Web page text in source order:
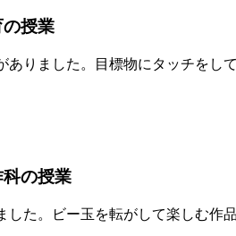
授業
ありました。目標物にタッチをし
の授業
た。ビー玉を転がして楽しむ作